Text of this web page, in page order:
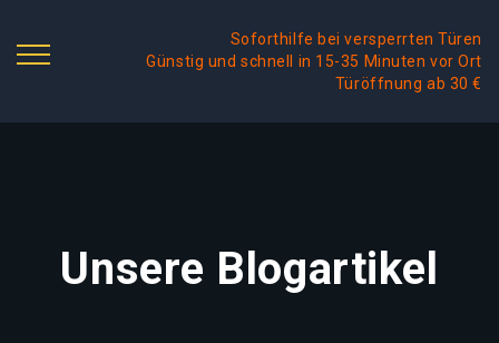
Soforthilfe bei versperrten Türen
Günstig und schnell in 15-35 Minuten vor Ort
Türöffnung ab 30 €
Unsere Blogartikel